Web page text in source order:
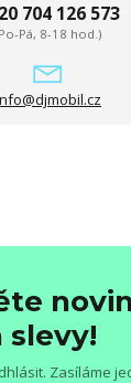
704 126 573
Pá, 8-18 hod.)
slevy!
Zasíláme